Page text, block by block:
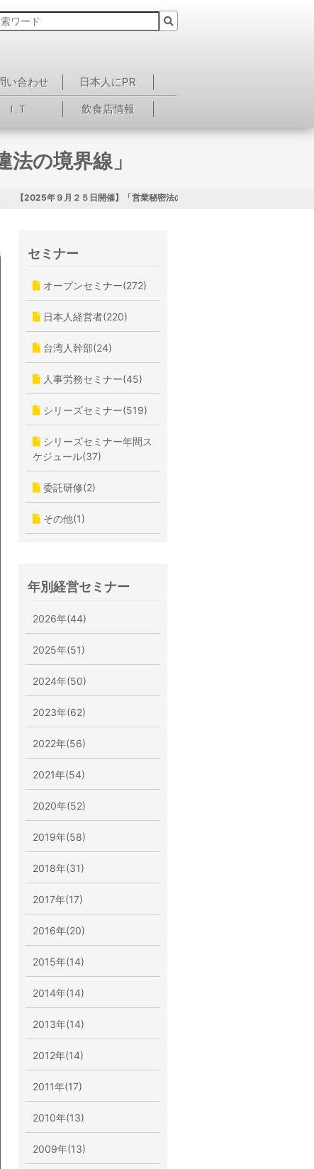
い合わせ
日本人にPR
ＩＴ 飲食店情報
の境界線」
【2025年９月２５日開催】「営業秘密法の概要と違法の境界線」
セミナー
オープンセミナー(272)
日本人経営者(220)
台湾人幹部(24)
人事労務セミナー(45)
シリーズセミナー(519)
シリーズセミナー年間ス
ケジュール(37)
委託研修(2)
その他(1)
年別経営セミナー
2026年(44)
2025年(51)
2024年(50)
2023年(62)
2022年(56)
2021年(54)
2020年(52)
2019年(58)
2018年(31)
2017年(17)
2016年(20)
2015年(14)
2014年(14)
2013年(14)
2012年(14)
2011年(17)
2010年(13)
2009年(13)